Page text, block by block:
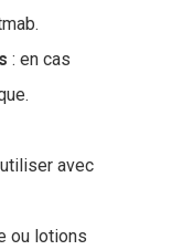
: en cas
avec
ou lotions